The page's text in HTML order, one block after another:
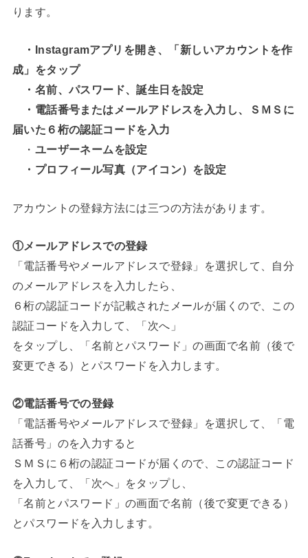
ります。
・Instagramアプリを開き、「新しいアカウントを作
成」をタップ
・名前、パスワード、誕生日を設定
・電話番号またはメールアドレスを入力し、ＳＭＳに
届いた６桁の認証コードを入力
・ ユーザーネームを設定
・プロフィール写真（アイコン）を設定
アカウントの登録方法には三つの方法があります。
①メールアドレスでの登録
「電話番号やメールアドレスで登録」を選択して、自分
のメールアドレスを入力したら、
６桁の認証コードが記載されたメールが届くので、この
認証コードを入力して、「次へ」
をタップし、「名前とパスワード」の画面で名前（後で
変更できる）とパスワードを入力します。
②電話番号での登録
「電話番号やメールアドレスで登録」を選択して、「電
話番号」のを入力すると
ＳＭＳに６桁の認証コードが届くので、この認証コード
を入力して、「次へ」をタップし、
「名前とパスワード」の画面で名前（後で変更できる）
とパスワードを入力します。